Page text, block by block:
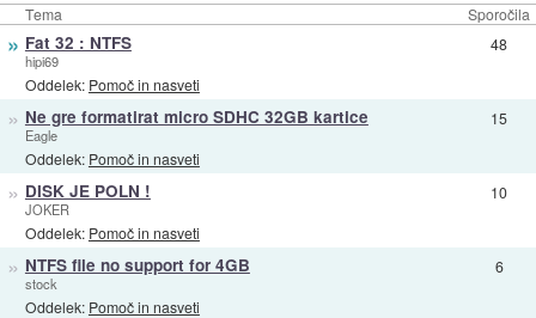
Tema Sporočila
» Fat 32 : NTFS
hipi69
Oddelek: Pomoč in nasveti
48
» Ne gre formatirat micro SDHC 32GB kartice
Eagle
Oddelek: Pomoč in nasveti
15
» DISK JE POLN !
JOKER
Oddelek: Pomoč in nasveti
10
» NTFS file no support for 4GB
stock
Oddelek: Pomoč in nasveti
6